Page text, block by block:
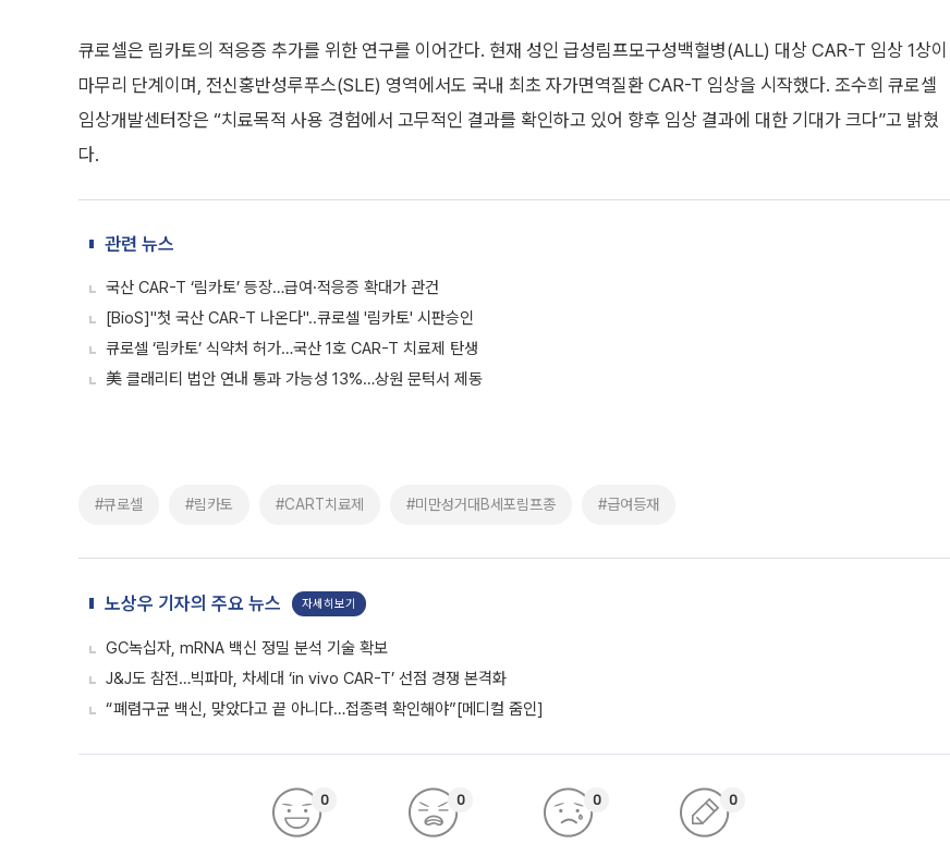
큐로셀은 림카토의 적응증 추가를 위한 연구를 이어간다. 현재 성인 급성림프모구성백혈병(ALL) 대상 CAR-T 임상 1상이
마무리 단계이며, 전신홍반성루푸스(SLE) 영역에서도 국내 최초 자가면역질환 CAR-T 임상을 시작했다. 조수희 큐로셀
임상개발센터장은 “치료목적 사용 경험에서 고무적인 결과를 확인하고 있어 향후 임상 결과에 대한 기대가 크다”고 밝혔
다.
관련 뉴스
국산 CAR-T ‘림카토’ 등장…급여·적응증 확대가 관건
[BioS]"첫 국산 CAR-T 나온다"..큐로셀 '림카토' 시판승인
큐로셀 ‘림카토’ 식약처 허가…국산 1호 CAR-T 치료제 탄생
美 클래리티 법안 연내 통과 가능성 13%…상원 문턱서 제동
#큐로셀 #림카토 #CART치료제 #미만성거대B세포림프종 #급여등재
노상우 기자의 주요 뉴스 자세히보기
GC녹십자, mRNA 백신 정밀 분석 기술 확보
J&J도 참전…빅파마, 차세대 ‘in vivo CAR-T’ 선점 경쟁 본격화
“폐렴구균 백신, 맞았다고 끝 아니다…접종력 확인해야”[메디컬 줌인]
0 0 0 0